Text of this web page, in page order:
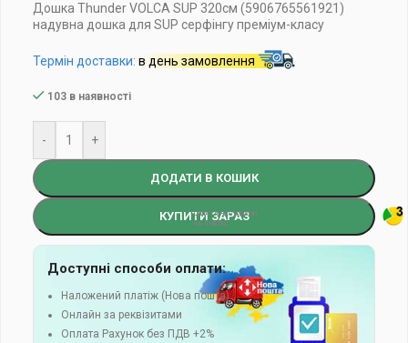
Дошка Thunder VOLCA SUP 320см (5906765561921)
надувна дошка для SUP серфінгу преміум-класу
Термін доставки: в день замовлення
103 в наявності
- +
ДОДАТИ В КОШИК
КУПИТИ ЗАРАЗ
Доступні способи оплати:
Наложений платіж (Нова пошта)
Онлайн за реквізитами
Оплата Рахунок без ПДВ +2%